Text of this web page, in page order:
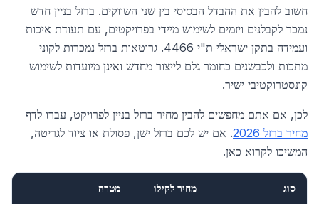
חשוב להבין את ההבדל הבסיסי בין שני השווקים. ברזל בניין חדש
נמכר לקבלנים ויזמים לשימוש מיידי בפרויקטים, עם תעודת איכות
ועמידה בתקן ישראלי ת"י 4466. גרוטאות ברזל נמכרות לקוני
מתכות ולכבשנים כחומר גלם לייצור מחדש ואינן מיועדות לשימוש
קונסטרוקטיבי ישיר.
לכן, אם אתם מחפשים להבין מחיר ברזל בניין לפרויקט, עברו לדף
מחיר ברזל 2026
. אם יש לכם ברזל ישן, פסולת או ציוד לגריטה,
המשיכו לקרוא כאן.
סוג מחיר לקילו מטרה